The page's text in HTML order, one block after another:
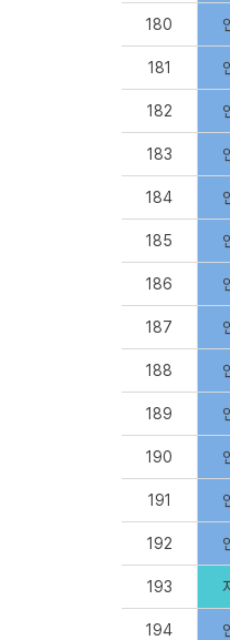
180
181
182
183
184
185
186
187
188
189
190
191
192
193
194